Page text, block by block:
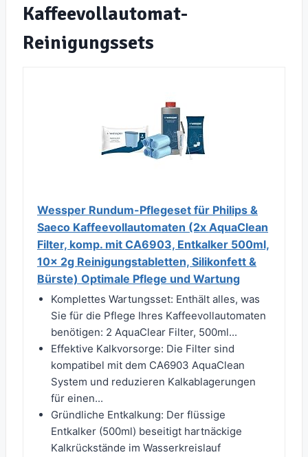
Kaffeevollautomat-
Reinigungssets
Wessper Rundum-Pflegeset für Philips &
Saeco Kaffeevollautomaten (2x AquaClean
Filter, komp. mit CA6903, Entkalker 500ml,
10x 2g Reinigungstabletten, Silikonfett &
Bürste) Optimale Pflege und Wartung
Komplettes Wartungsset: Enthält alles, was
Sie für die Pflege Ihres Kaffeevollautomaten
benötigen: 2 AquaClear Filter, 500ml...
Effektive Kalkvorsorge: Die Filter sind
kompatibel mit dem CA6903 AquaClean
System und reduzieren Kalkablagerungen
für einen...
Gründliche Entkalkung: Der flüssige
Entkalker (500ml) beseitigt hartnäckige
Kalkrückstände im Wasserkreislauf